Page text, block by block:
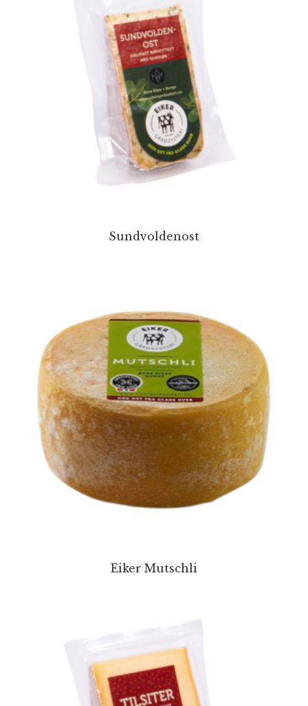
Sundvoldenost
Eiker Mutschli